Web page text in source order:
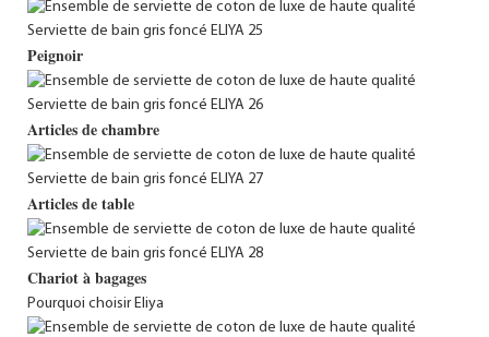
Peignoir
Articles de chambre
Articles de table
Chariot à bagages
Pourquoi choisir Eliya